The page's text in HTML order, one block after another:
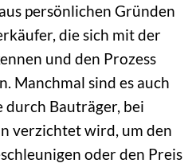
persönlichen Gründen
die sich mit der
und den Prozess
Manchmal sind es auch
durch Bauträger, bei
verzichtet wird, um den
oder den Preis